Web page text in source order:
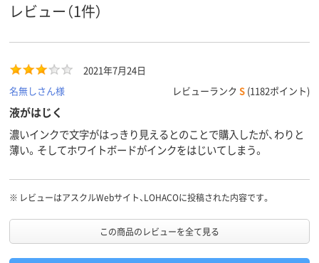
状
インク種
アルコール系油性顔
インク充
填方法
アスクル
商品環境
125
レビュー（1件）
2021年7月24日
名無しさん様
レビューランク S (1182ポイント)
液がはじく
濃いインクで文字がはっきり見えるとのことで購入したが、わりと
薄い。そしてホワイトボードがインクをはじいてしまう。
※ レビューはアスクルWebサイト、LOHACOに投稿された内容です。
この商品のレビューを全て見る